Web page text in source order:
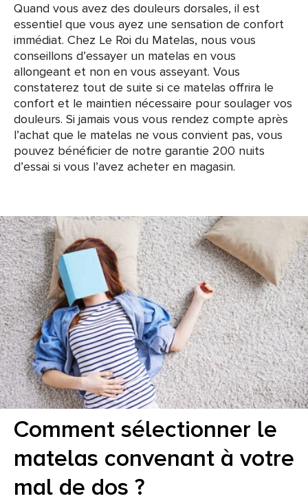
Quand vous avez des douleurs dorsales, il est
essentiel que vous ayez une sensation de confort
immédiat. Chez Le Roi du Matelas, nous vous
conseillons d’essayer un matelas en vous
allongeant et non en vous asseyant. Vous
constaterez tout de suite si ce matelas offrira le
confort et le maintien nécessaire pour soulager vos
douleurs. Si jamais vous vous rendez compte après
l’achat que le matelas ne vous convient pas, vous
pouvez bénéficier de notre garantie 200 nuits
d’essai si vous l’avez acheter en magasin.
Comment sélectionner le
matelas convenant à votre
mal de dos ?